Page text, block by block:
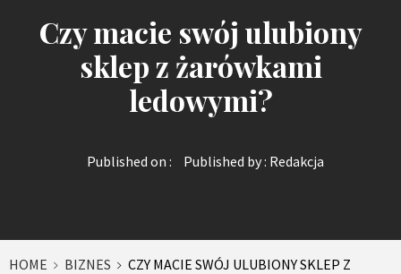
Czy macie swój ulubiony
sklep z żarówkami
ledowymi?
Published on : Published by : Redakcja
HOME BIZNES
CZY MACIE SWÓJ ULUBIONY SKLEP Z